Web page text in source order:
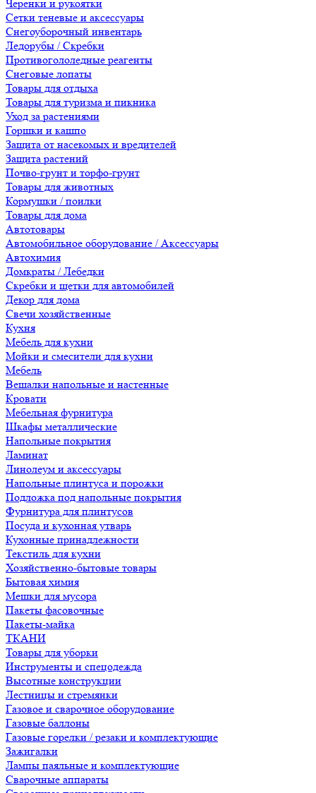
Черенки и рукоятки
Сетки теневые и аксессуары
Снегоуборочный инвентарь
Ледорубы / Скребки
Противогололедные реагенты
Снеговые лопаты
Товары для отдыха
Товары для туризма и пикника
Уход за растениями
Горшки и кашпо
Защита от насекомых и вредителей
Защита растений
Почво-грунт и торфо-грунт
Товары для животных
Кормушки / поилки
Товары для дома
Автотовары
Автомобильное оборудование / Аксессуары
Автохимия
Домкраты / Лебедки
Скребки и щетки для автомобилей
Декор для дома
Свечи хозяйственные
Кухня
Мебель для кухни
Мойки и смесители для кухни
Мебель
Вешалки напольные и настенные
Кровати
Мебельная фурнитура
Шкафы металлические
Напольные покрытия
Ламинат
Линолеум и аксессуары
Напольные плинтуса и порожки
Подложка под напольные покрытия
Фурнитура для плинтусов
Посуда и кухонная утварь
Кухонные принадлежности
Текстиль для кухни
Хозяйственно-бытовые товары
Бытовая химия
Мешки для мусора
Пакеты фасовочные
Пакеты-майка
ТКАНИ
Товары для уборки
Инструменты и спецодежда
Высотные конструкции
Лестницы и стремянки
Газовое и сварочное оборудование
Газовые баллоны
Газовые горелки / резаки и комплектующие
Зажигалки
Лампы паяльные и комплектующие
Сварочные аппараты